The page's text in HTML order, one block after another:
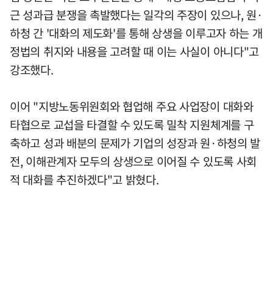
근 성과급 분쟁을 촉발했다는 일각의 주장이 있으나, 원·
하청 간 '대화의 제도화'를 통해 상생을 이루고자 하는 개
정법의 취지와 내용을 고려할 때 이는 사실이 아니다"고
강조했다.
이어 "지방노동위원회와 협업해 주요 사업장이 대화와
타협으로 교섭을 타결할 수 있도록 밀착 지원체계를 구
축하고 성과 배분의 문제가 기업의 성장과 원·하청의 발
전, 이해관계자 모두의 상생으로 이어질 수 있도록 사회
적 대화를 추진하겠다"고 밝혔다.